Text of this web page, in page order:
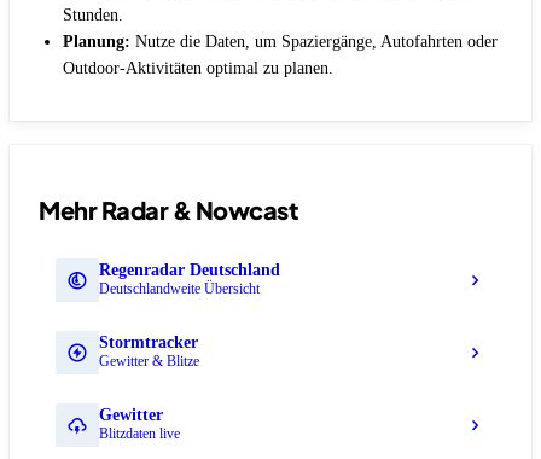
Stunden.
Planung: Nutze die Daten, um Spaziergänge, Autofahrten oder
Outdoor-Aktivitäten optimal zu planen.
Mehr Radar & Nowcast
Regenradar Deutschland
Deutschlandweite Übersicht
Stormtracker
Gewitter & Blitze
Gewitter
Blitzdaten live